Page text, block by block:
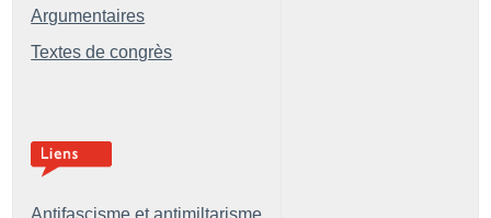
Argumentaires
Textes de congrès
Antifascisme et antimiltarisme